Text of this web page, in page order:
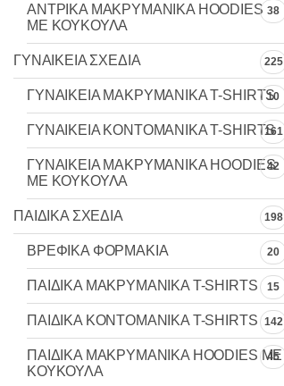
ΑΝΤΡΙΚΑ ΜΑΚΡΥΜΑΝΙΚΑ HOODIES
ΜΕ ΚΟΥΚΟΥΛΑ
38
ΓΥΝΑΙΚΕΙΑ ΣΧΕΔΙΑ 225
ΓΥΝΑΙΚΕΙΑ MAKΡYMANIKA T-SHIRTS
10
ΓΥΝΑΙΚΕΙΑ ΚΟΝΤΟΜΑΝΙΚΑ T-SHIRTS161
ΓΥΝΑΙΚΕΙΑ ΜΑΚΡΥΜΑΝΙΚΑ HOODIES
ΜΕ ΚΟΥΚΟΥΛΑ
42
ΠΑΙΔΙΚΑ ΣΧΕΔΙΑ 198
ΒΡΕΦΙΚΑ ΦΟΡΜΑΚΙΑ 20
ΠΑΙΔΙΚΑ MAKΡYMANIKA T-SHIRTS 15
ΠΑΙΔΙΚΑ ΚΟΝΤΟΜΑΝΙΚΑ T-SHIRTS 142
ΠΑΙΔΙΚΑ ΜΑΚΡΥΜΑΝΙΚΑ HOODIES ΜΕ
ΚΟΥΚΟΥΛΑ
45